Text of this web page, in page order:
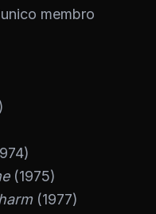
membro
(1975)
(1977)